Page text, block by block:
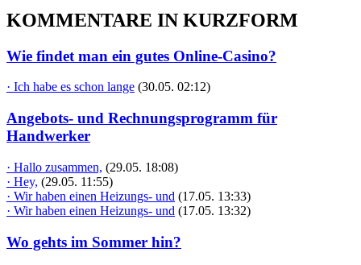
KOMMENTARE IN KURZFORM
Wie findet man ein gutes Online-Casino?
· Ich habe es schon lange (30.05. 02:12)
Angebots- und Rechnungsprogramm für
Handwerker
· Hallo zusammen, (29.05. 18:08)
· Hey, (29.05. 11:55)
· Wir haben einen Heizungs- und (17.05. 13:33)
· Wir haben einen Heizungs- und (17.05. 13:32)
Wo gehts im Sommer hin?